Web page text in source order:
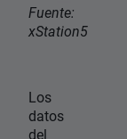
Fuente:
xStation5
Los
datos
del